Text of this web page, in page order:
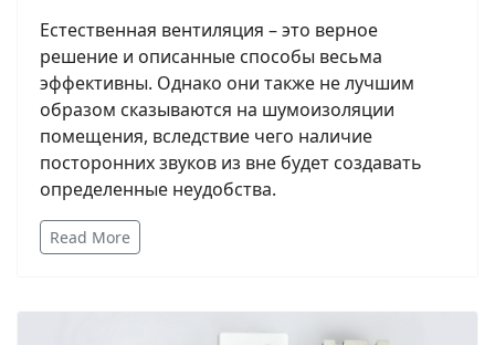
Естественная вентиляция – это верное
решение и описанные способы весьма
эффективны. Однако они также не лучшим
образом сказываются на шумоизоляции
помещения, вследствие чего наличие
посторонних звуков из вне будет создавать
определенные неудобства.
Read More